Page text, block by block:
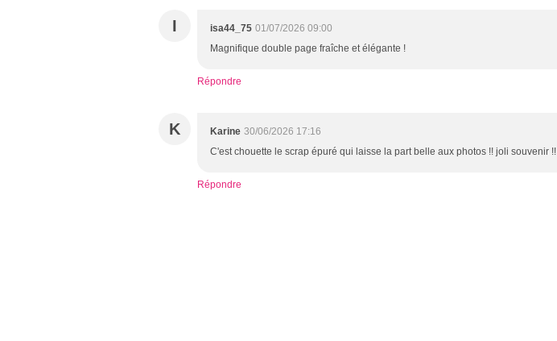
I isa44_75 01/07/2026 09:00
Magnifique double page fraîche et élégante !
Répondre
K Karine 30/06/2026 17:16
C'est chouette le scrap épuré qui laisse la part belle aux photos !! joli souvenir !!
Répondre